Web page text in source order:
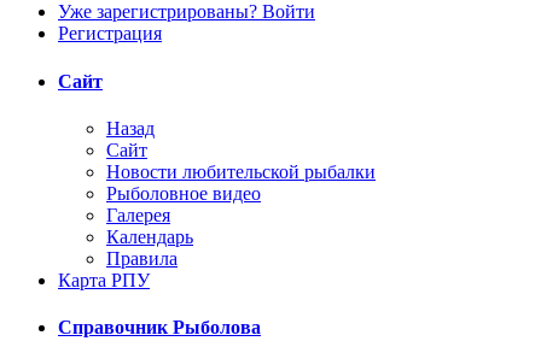
Уже зарегистрированы? Войти
Регистрация
Сайт
Назад
Сайт
Новости любительской рыбалки
Рыболовное видео
Галерея
Календарь
Правила
Карта РПУ
Справочник Рыболова